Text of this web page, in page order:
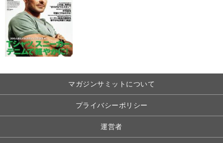
マガジンサミットについて
プライバシーポリシー
運営者